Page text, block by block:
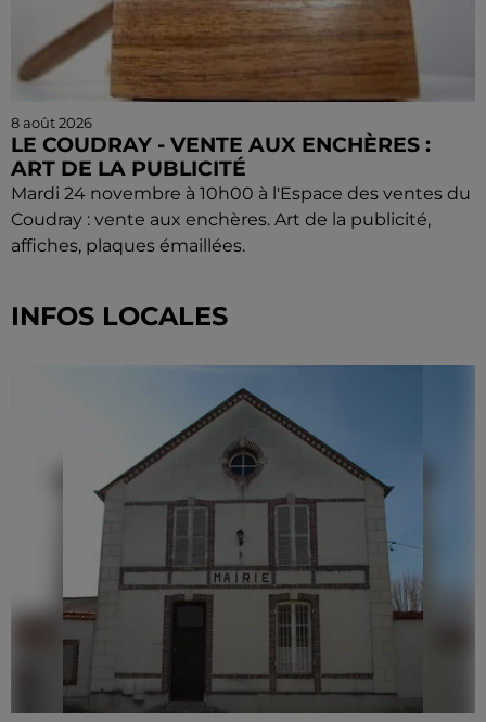
8 août 2026
LE COUDRAY - VENTE AUX ENCHÈRES :
ART DE LA PUBLICITÉ
Mardi 24 novembre à 10h00 à l'Espace des ventes du
Coudray : vente aux enchères. Art de la publicité,
affiches, plaques émaillées.
INFOS LOCALES